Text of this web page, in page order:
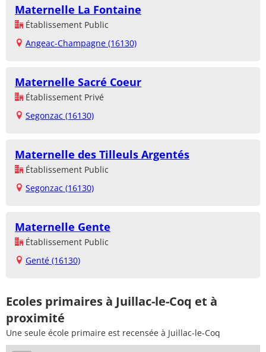
Maternelle La Fontaine
Établissement Public
Angeac-Champagne (16130)
Maternelle Sacré Coeur
Établissement Privé
Segonzac (16130)
Maternelle des Tilleuls Argentés
Établissement Public
Segonzac (16130)
Maternelle Gente
Établissement Public
Genté (16130)
Ecoles primaires à Juillac-le-Coq et à
proximité
Une seule école primaire est recensée à Juillac-le-Coq